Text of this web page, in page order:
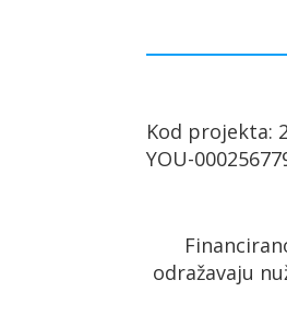
Kod projekta:
YOU-
odražavaju